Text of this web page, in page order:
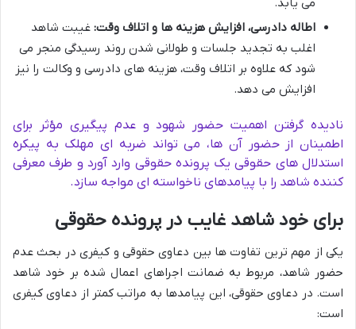
اطاله دادرسی، افزایش هزینه ها و اتلاف وقت: غیبت شاهد
اغلب به تجدید جلسات و طولانی شدن روند رسیدگی منجر می
شود که علاوه بر اتلاف وقت، هزینه های دادرسی و وکالت را نیز
افزایش می دهد.
نادیده گرفتن اهمیت حضور شهود و عدم پیگیری مؤثر برای
اطمینان از حضور آن ها، می تواند ضربه ای مهلک به پیکره
استدلال های حقوقی یک پرونده حقوقی وارد آورد و طرف معرفی
کننده شاهد را با پیامدهای ناخواسته ای مواجه سازد.
برای خود شاهد غایب در پرونده حقوقی
یکی از مهم ترین تفاوت ها بین دعاوی حقوقی و کیفری در بحث عدم
حضور شاهد، مربوط به ضمانت اجراهای اعمال شده بر خود شاهد
است. در دعاوی حقوقی، این پیامدها به مراتب کمتر از دعاوی کیفری
است: